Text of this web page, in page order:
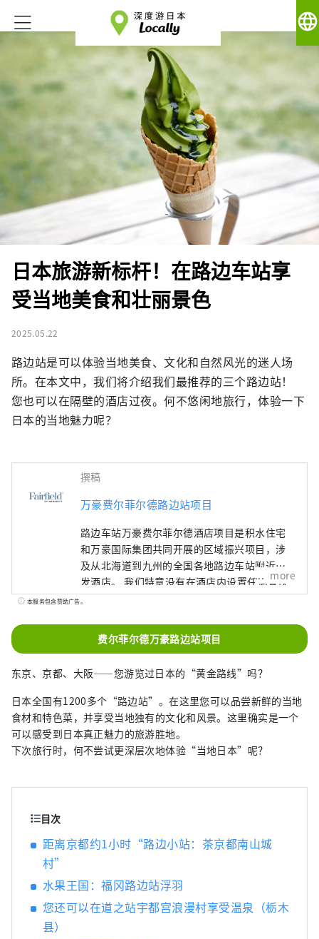
language
日本旅游新标杆！在路边车站享
受当地美食和壮丽景色
2025.05.22
路边站是可以体验当地美食、文化和自然风光的迷人场
所。在本文中，我们将介绍我们最推荐的三个路边站！
您也可以在隔壁的酒店过夜。何不悠闲地旅行，体验一下
日本的当地魅力呢？
撰稿
万豪费尔菲尔德路边站项目
路边车站万豪费尔菲尔德酒店项目是积水住宅
和万豪国际集团共同开展的区域振兴项目，涉
及从北海道到九州的全国各地路边车站附近开
发酒店。 我们特意没有在酒店内设置任何餐饮
设施，而是鼓励客人使用路边站和当地餐馆，
地区的魅力。酒店工作人员熟悉该地区并会推
荐季节性信息和该地区独有的景点。 客房简洁
式浴室。酒店大堂酒廊配有大桌子、微波炉、
烤箱、咖啡机、日本茶、味噌汤。 您可以在客
房内放松身心，在大堂休息室购买路边车站、
当地超市、葡萄酒庄、酒厂购买的商品。尽情
游玩后，在酒店内度过一段如同回家般的悠闲
more
本服务包含赞助广告。
费尔菲尔德万豪路边站项目
东京、京都、大阪——您游览过日本的“黄金路线”吗？
日本全国有1200多个“路边站”。在这里您可以品尝新鲜的当地
食材和特色菜，并享受当地独有的文化和风景。这里确实是一个
可以感受到日本真正魅力的旅游胜地。
下次旅行时，何不尝试更深层次地体验“当地日本”呢？
目次
距离京都约1小时“路边小站：茶京都南山城
村”
水果王国：福冈路边站浮羽
您还可以在道之站宇都宫浪漫村享受温泉（栃木
县）